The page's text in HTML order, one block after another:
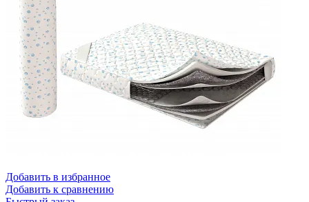
Добавить в избранное
Добавить к сравнению